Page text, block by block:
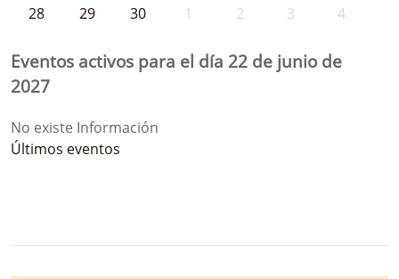
28
29 30 1 2 3 4
Eventos activos para el día 22 de junio de
2027
No existe Información
Últimos eventos